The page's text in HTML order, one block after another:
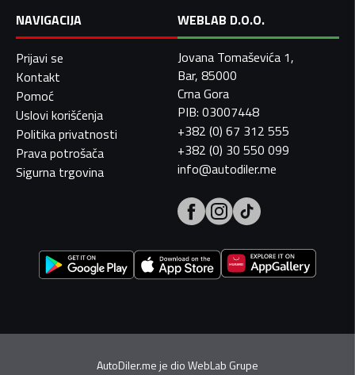
NAVIGACIJA
Prijavi se
Kontakt
Pomoć
Uslovi korišćenja
Politika privatnosti
Prava potrošača
Sigurna trgovina
WEBLAB D.O.O.
Jovana Tomaševića 1,
Bar, 85000
Crna Gora
PIB: 03007448
+382 (0) 67 312 555
+382 (0) 30 550 099
info@autodiler.me
AutoDiler.me je dioWebLab Grupe